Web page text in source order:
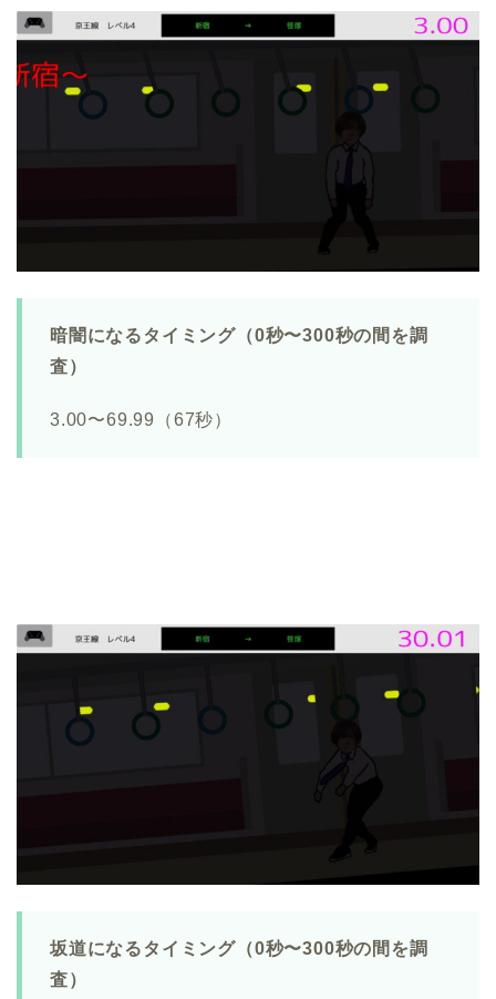
暗闇になるタイミング（0秒〜300秒の間を調
査）
3.00〜69.99（67秒）
坂道になるタイミング（0秒〜300秒の間を調
査）